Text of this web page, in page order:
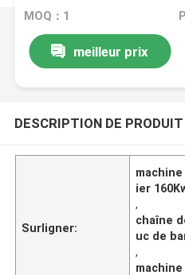
calendrier 160Kw
MOQ：1
meilleur prix
DESCRIPTION DE PRODUIT
Surligner:
ier
,
chaîne
uc de
,